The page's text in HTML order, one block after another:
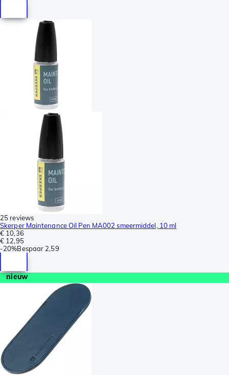
25 reviews
Skerper Maintenance Oil Pen MA002 smeermiddel, 10 ml
€ 10,36
€ 12,95
-20%Bespaar 2,59
nieuw